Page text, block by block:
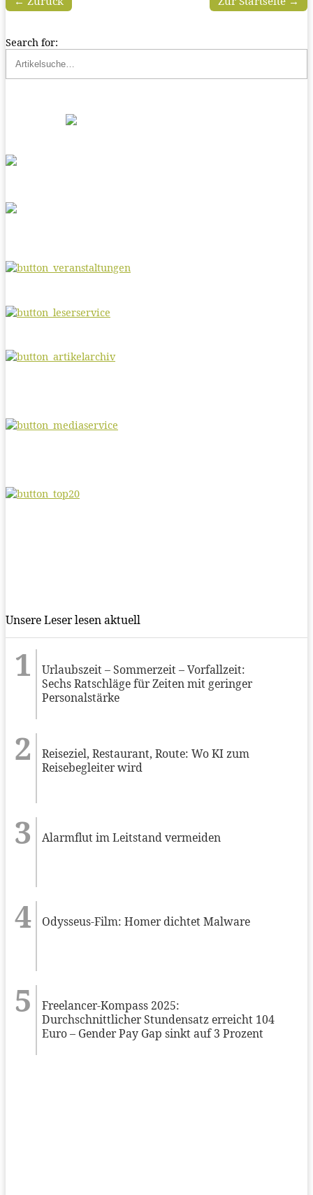
Search for:
Unsere Leser lesen aktuell
Urlaubszeit – Sommerzeit – Vorfallzeit:
Sechs Ratschläge für Zeiten mit geringer
Personalstärke
Reiseziel, Restaurant, Route: Wo KI zum
Reisebegleiter wird
Alarmflut im Leitstand vermeiden
Odysseus-Film: Homer dichtet Malware
Freelancer-Kompass 2025:
Durchschnittlicher Stundensatz erreicht 104
Euro – Gender Pay Gap sinkt auf 3 Prozent